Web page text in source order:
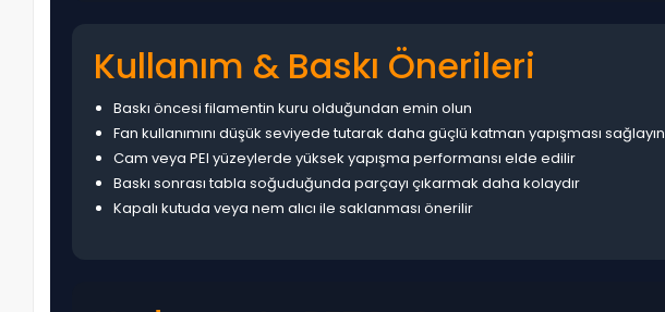
Kullanım & Baskı Önerileri
Baskı öncesi filamentin kuru olduğundan emin olun
Fan kullanımını düşük seviyede tutarak daha güçlü katman yapışması sağlayın
Cam veya PEI yüzeylerde yüksek yapışma performansı elde edilir
Baskı sonrası tabla soğuduğunda parçayı çıkarmak daha kolaydır
Kapalı kutuda veya nem alıcı ile saklanması önerilir